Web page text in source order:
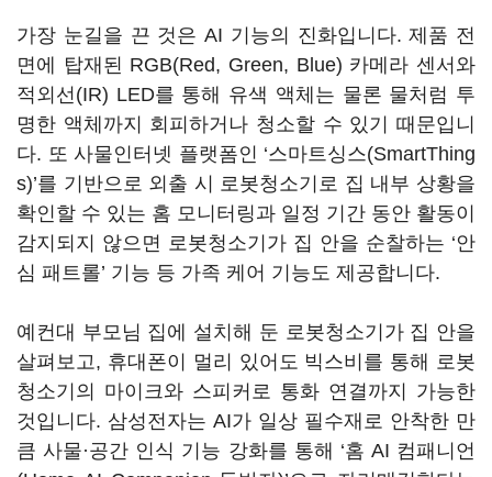
가장 눈길을 끈 것은 AI 기능의 진화입니다. 제품 전
면에 탑재된 RGB(Red, Green, Blue) 카메라 센서와
적외선(IR) LED를 통해 유색 액체는 물론 물처럼 투
명한 액체까지 회피하거나 청소할 수 있기 때문입니
다. 또 사물인터넷 플랫폼인 ‘스마트싱스(SmartThing
s)’를 기반으로 외출 시 로봇청소기로 집 내부 상황을
확인할 수 있는 홈 모니터링과 일정 기간 동안 활동이
감지되지 않으면 로봇청소기가 집 안을 순찰하는 ‘안
심 패트롤’ 기능 등 가족 케어 기능도 제공합니다.
예컨대 부모님 집에 설치해 둔 로봇청소기가 집 안을
살펴보고, 휴대폰이 멀리 있어도 빅스비를 통해 로봇
청소기의 마이크와 스피커로 통화 연결까지 가능한
것입니다. 삼성전자는 AI가 일상 필수재로 안착한 만
큼 사물·공간 인식 기능 강화를 통해 ‘홈 AI 컴패니언